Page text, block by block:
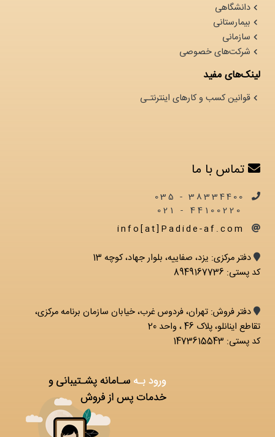
دانشگاهی
بیمارستانی
سازمانی
شرکت‌های خصوصی
لینک‌های مفید
قوانین کسب و کارهای اینترنتـی
تماس با ما
38334400 - 035
info[at]Padide-af.com
دفتر مرکزی: يزد، صفاییه، بلوار جهاد، کوچه 13
کد پستی: 8949167736
دفتر فروش: تهران، فردوس غرب، خیابان سازمان برنامه مرکزی،
تقاطع اینانلو، پلاک 46 ، واحد 20
کد پستی: 1473615543